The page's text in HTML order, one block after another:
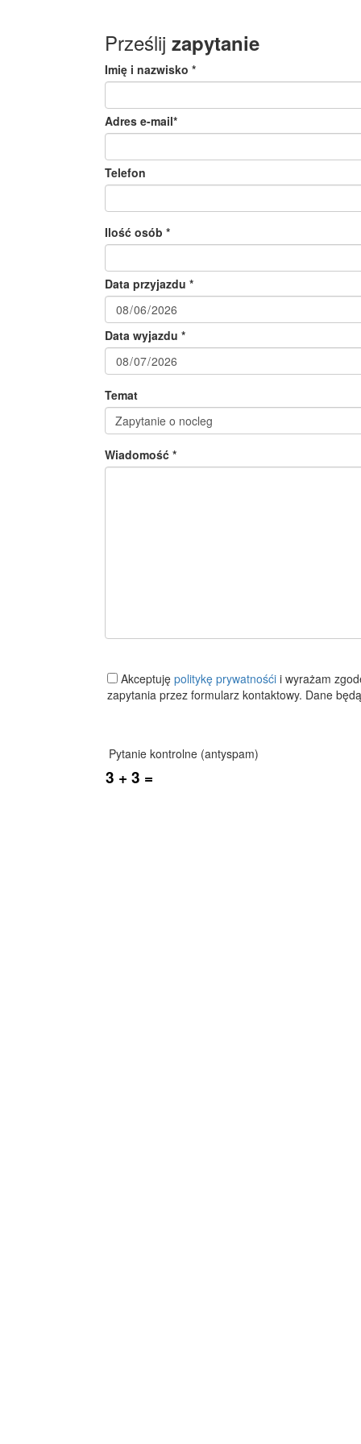
Prześlij zapytanie
Imię i nazwisko *
Adres e-mail*
Telefon
Ilość osób *
Data przyjazdu *
Data wyjazdu *
Temat
Wiadomość *
Akceptuję politykę prywatnośći i wyrażam
zapytania przez formularz kontaktowy. Dane
Pytanie kontrolne (antyspam)
3 + 3 =